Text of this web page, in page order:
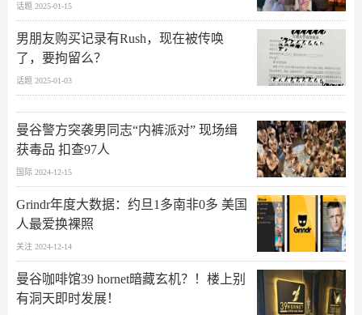
话题 2025-01-15
男朋友购买记录有Rush，现在被传唤
了，要拘留么？
话题 2025-01-03
曼谷警方突袭男同志“内裤派对” 现场缉
获毒品 扣查97人
国际 2024-12-15
Grindr年度大数据：约旦1多南非0多 美国
人最爱换裸照
关注 2024-12-14
曼谷咖啡馆39 hornet暗藏玄机？！楼上别
有洞天即时发展！